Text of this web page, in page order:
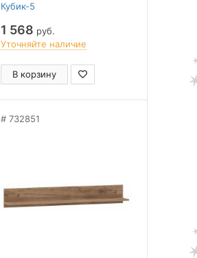
Кубик-5
1 568 руб.
Уточняйте наличие
В корзину
732851